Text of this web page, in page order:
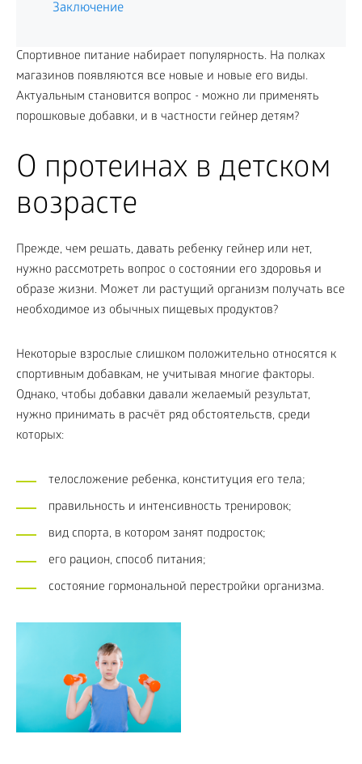
Заключение
Спортивное питание набирает популярность. На полках
магазинов появляются все новые и новые его виды.
Актуальным становится вопрос - можно ли применять
порошковые добавки, и в частности гейнер детям?
О протеинах в детском
возрасте
Прежде, чем решать, давать ребенку гейнер или нет,
нужно рассмотреть вопрос о состоянии его здоровья и
образе жизни. Может ли растущий организм получать все
необходимое из обычных пищевых продуктов?
Некоторые взрослые слишком положительно относятся к
спортивным добавкам, не учитывая многие факторы.
Однако, чтобы добавки давали желаемый результат,
нужно принимать в расчёт ряд обстоятельств, среди
которых:
телосложение ребенка, конституция его тела;
правильность и интенсивность тренировок;
вид спорта, в котором занят подросток;
его рацион, способ питания;
состояние гормональной перестройки организма.